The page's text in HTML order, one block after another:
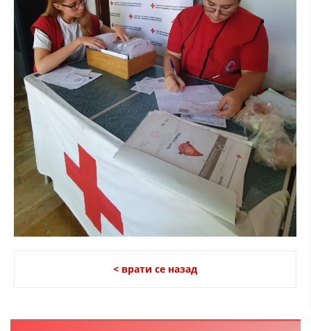
< врати се назад